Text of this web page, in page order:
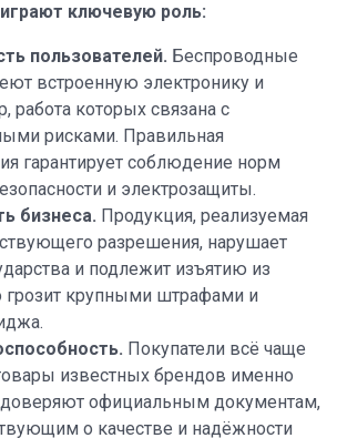
ключевую роль:
пользователей. Беспроводные
встроенную электронику и
работа которых связана с
рисками. Правильная
гарантирует соблюдение норм
и электрозащиты.
бизнеса. Продукция, реализуемая
разрешения, нарушает
и подлежит изъятию из
грозит крупными штрафами и
Покупатели всё чаще
известных брендов именно
доверяют официальным документам,
о качестве и надёжности